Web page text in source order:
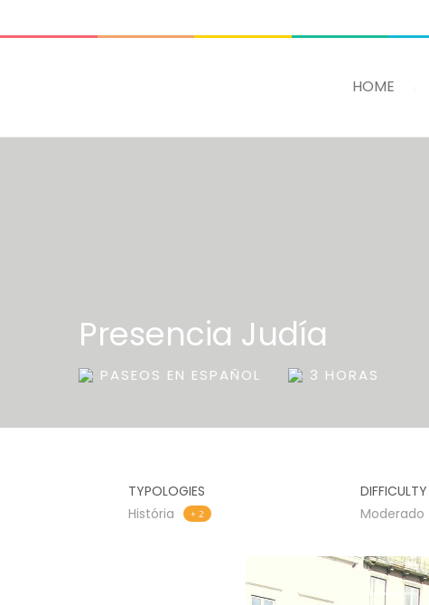
HOME
Presencia Judía
PASEOS EN ESPAÑOL 3 HORAS
TYPOLOGIES
História
+ 2
DIFFICULTY
Moderado